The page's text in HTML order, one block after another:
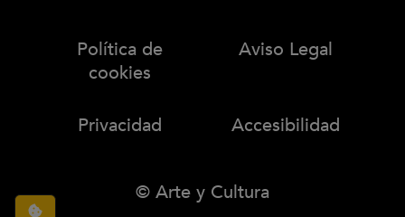
Política de
cookies
Aviso Legal
Privacidad Accesibilidad
© Arte y Cultura